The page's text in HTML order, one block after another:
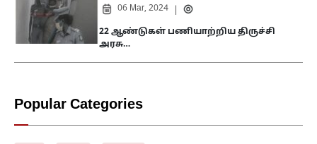
06 Mar, 2024
22 ஆண்டுகள் பணியாற்றிய திருச்சி
அரசு…
Popular Categories